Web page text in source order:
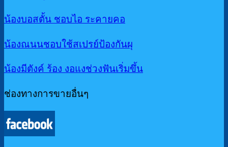
น้องบอสตั้น ชอบไอ ระคายคอ
น้องณนนชอบใช้สเปรย์ป้องกันผุ
น้องมีตังค์ ร้อง งอแงช่วงฟันเริ่มขึ้น
ช่องทางการขายอื่นๆ